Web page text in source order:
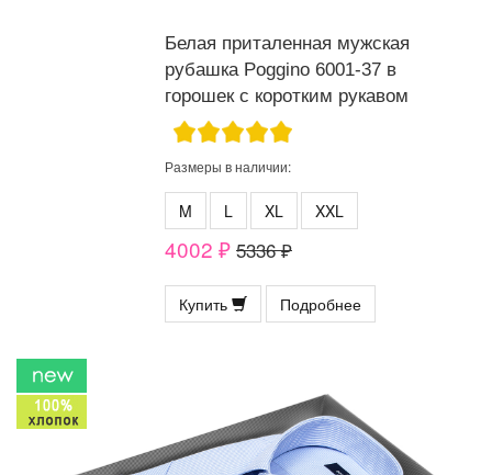
Белая приталенная мужская
рубашка Poggino 6001-37 в
горошек с коротким рукавом
Размеры в наличии:
M L XL XXL
4002 ₽ 5336 ₽
Купить Подробнее